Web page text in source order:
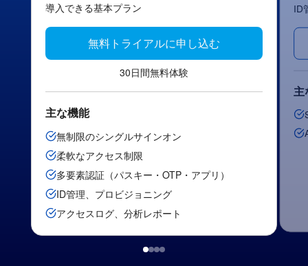
導入できる​​基本プラン
無料トライアルに申し込む
30日間​無料体験
主な​​機能
無制限の​​シングルサインオン
柔軟な​​アクセス制限
多要素認証​（パスキー・OTP・アプリ）
ID管理、​​プロビジョニング
アクセスログ、​​分析レポート
ID
主